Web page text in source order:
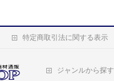
特定商取引法に関する表示
ジャンルから探す